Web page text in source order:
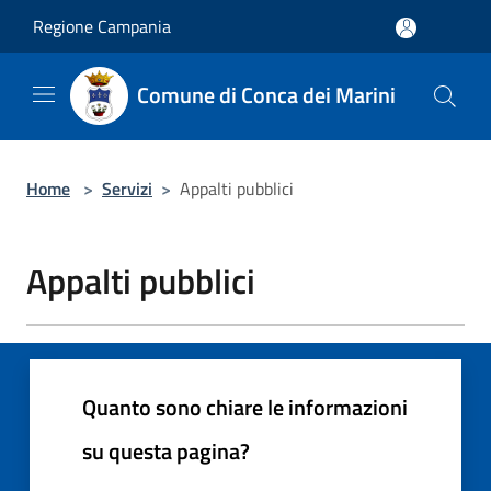
Regione Campania
Comune di Conca dei Marini
Home > Servizi > Appalti pubblici
Appalti pubblici
Quanto sono chiare le informazioni
su questa pagina?